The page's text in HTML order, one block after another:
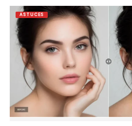
ASTUCES